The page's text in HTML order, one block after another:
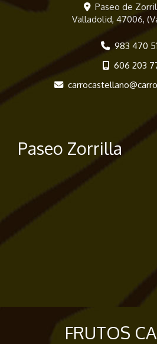
Paseo de
Valladolid, 47006,
983 470
606 203
carrocastellano
Paseo Zorrilla
FRUTOS